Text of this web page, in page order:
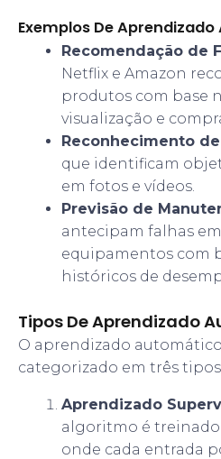
Exemplos De
Recomendação de
Netflix e Amazon
produtos com base
visualização e
Reconhecimento
que identificam
em fotos e vídeos.
Previsão de
antecipam falhas
equipamentos com
históricos de
Tipos De Aprendizado
O aprendizado
categorizado em três
Aprendizado
algoritmo é treinado
onde cada entrada